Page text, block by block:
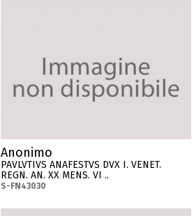
Anonimo
PAVLVTIVS ANAFESTVS DVX I. VENET.
REGN. AN. XX MENS. VI ..
S-FN43030